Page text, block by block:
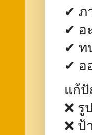
✔ ภ
✔ อ
✔ ท
✔ อ
แก้
❌
❌